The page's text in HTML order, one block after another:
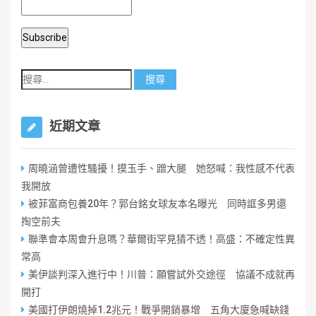
近期文章
周曉涵曾遭性騷擾！摸玉手、蹭大腿 她怒喊：我性感不代表
我開放
被菲富商包養20年？郭台銘女球友本名曝光 同時誆多男還
掏空前夫
聯準會本周會升息嗎？華爾街罕見猜不透！高盛：不確定性異
常高
美伊談判深入進行中！川普：願嘗試外交途徑 協議不成就再
開打
美國打伊朗燒掉1.2兆元！戰爭開銷暴增 五角大廈急喊缺錢